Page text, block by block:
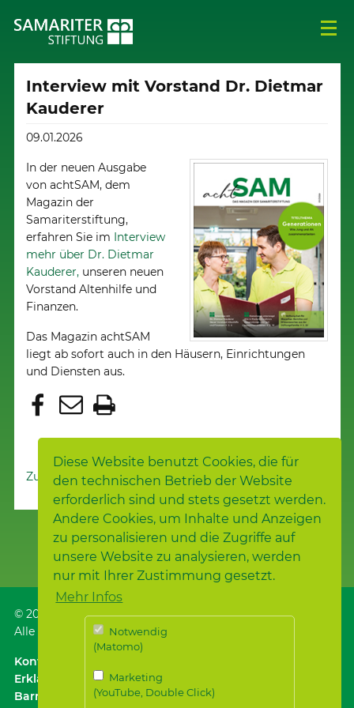
Diese Website benutzt Cookies, die für
den technischen Betrieb der Website
erforderlich sind und stets gesetzt werden.
Andere Cookies, um Inhalte und Anzeigen
zu personalisieren und die Zugriffe auf
unsere Website zu analysieren, werden
nur mit Ihrer Zustimmung gesetzt.
Mehr Infos
Notwendig
(Matomo)
Marketing
(YouTube, Double Click)
Interview mit Vorstand Dr. Dietmar
Kauderer
09.01.2026
In der neuen Ausgabe
von achtSAM, dem
Magazin der
Samariterstiftung,
erfahren Sie im Interview
mehr über Dr. Dietmar
Kauderer, unseren neuen
Vorstand Altenhilfe und
Finanzen.
Das Magazin achtSAM
liegt ab sofort auch in den Häusern, Einrichtungen
und Diensten aus.
Zur Nachrichtenübersicht
© 2026 Samariterstiftung, Nürtingen
Alle Rechte vorbehalten.
Kontakt
Erklärung zur
Barrierefreiheit｜Datenschutz｜Datenschutz für